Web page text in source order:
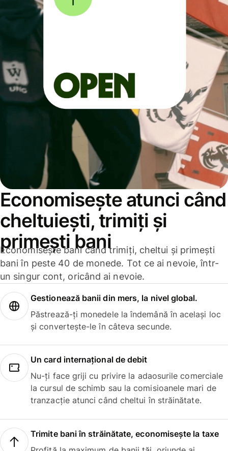
Economisește atunci când
cheltuiești, trimiți și
primești bani
Economisește bani când trimiți, cheltui și primești
bani în peste 40 de monede. Tot ce ai nevoie, într-
un singur cont, oricând ai nevoie.
Gestionează banii din mers, la nivel global.
Păstrează-ți monedele la îndemână în același loc
și convertește-le în câteva secunde.
Un card internațional de debit
Nu-ți face griji cu privire la adaosurile comerciale
la cursul de schimb sau la comisioanele mari de
tranzacție atunci când cheltui în străinătate.
Trimite bani în străinătate, economisește la taxe